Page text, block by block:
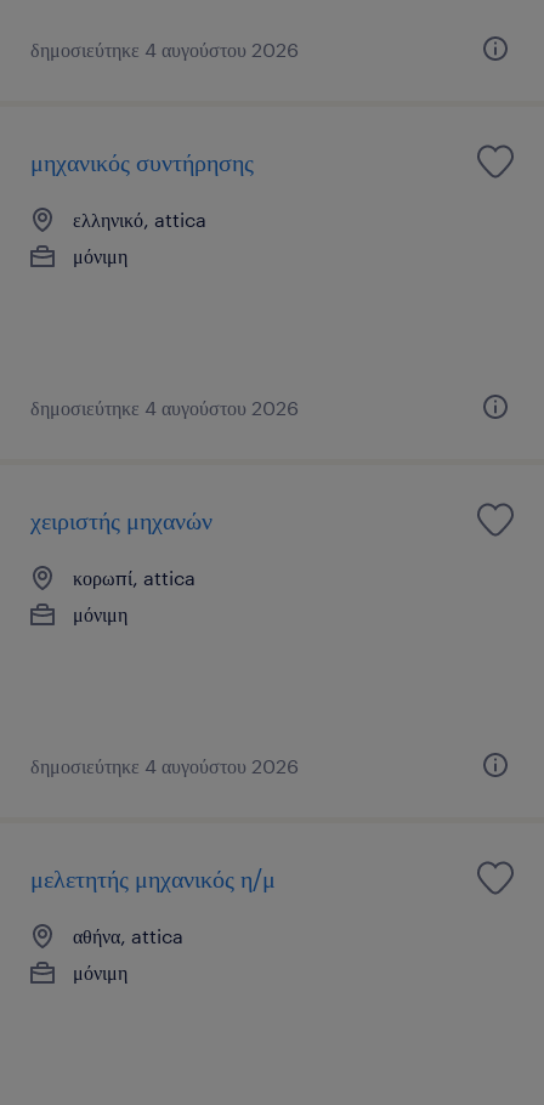
δημοσιεύτηκε 4 αυγούστου 2026
μηχανικός συντήρησης
ελληνικό, attica
μόνιμη
δημοσιεύτηκε 4 αυγούστου 2026
χειριστής μηχανών
κορωπί, attica
μόνιμη
δημοσιεύτηκε 4 αυγούστου 2026
μελετητής μηχανικός η/μ
αθήνα, attica
μόνιμη